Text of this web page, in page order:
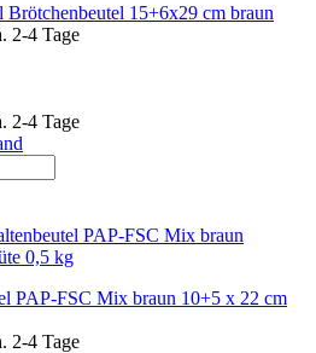
Brötchenbeutel 15+6x29 cm braun
2-4 Tage
2-4 Tage
PAP-FSC Mix braun 10+5 x 22 cm
2-4 Tage